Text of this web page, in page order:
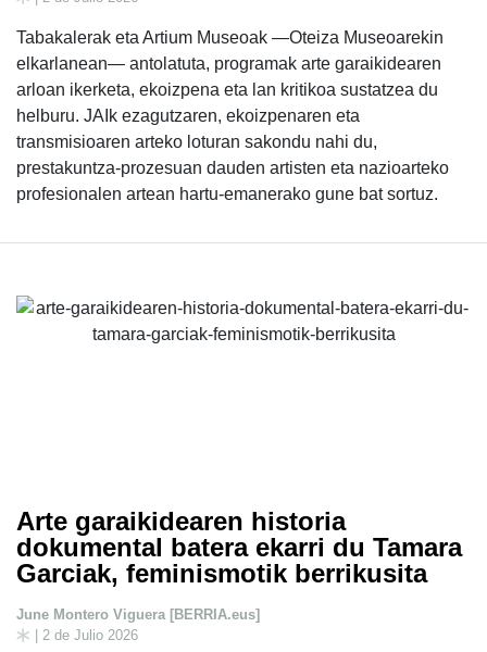
Tabakalerak eta Artium Museoak —Oteiza Museoarekin
elkarlanean— antolatuta, programak arte garaikidearen
arloan ikerketa, ekoizpena eta lan kritikoa sustatzea du
helburu. JAIk ezagutzaren, ekoizpenaren eta
transmisioaren arteko loturan sakondu nahi du,
prestakuntza-prozesuan dauden artisten eta nazioarteko
profesionalen artean hartu-emanerako gune bat sortuz.
Arte garaikidearen historia
dokumental batera ekarri du Tamara
Garciak, feminismotik berrikusita
June Montero Viguera [BERRIA.eus]
| 2 de Julio 2026